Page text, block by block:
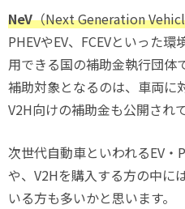
NeV（Next Generation
PHEVやEV、FCEVといった
用できる国の補助金執行団体
補助対象となるのは、車両に
V2H向けの補助金も公開され
次世代自動車といわれるEV・
や、V2Hを購入する方の中に
いる方も多いかと思います。